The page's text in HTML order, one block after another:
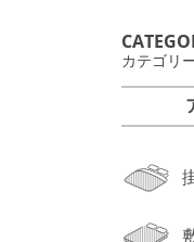
カテゴリ